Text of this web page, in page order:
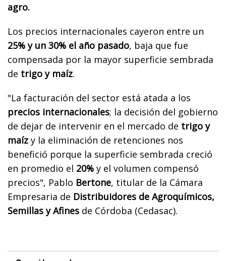
agro.
Los precios internacionales cayeron entre un
25% y un 30% el año pasado, baja que fue
compensada por la mayor superficie sembrada
de trigo y maíz.
"La facturación del sector está atada a los
precios internacionales; la decisión del gobierno
de dejar de intervenir en el mercado de trigo y
maíz y la eliminación de retenciones nos
benefició porque la superficie sembrada creció
en promedio el 20% y el volumen compensó
precios", Pablo Bertone, titular de la Cámara
Empresaria de Distribuidores de Agroquímicos,
Semillas y Afines de Córdoba (Cedasac).